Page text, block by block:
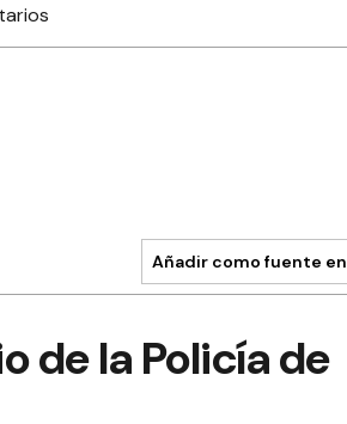
Añadir como fuente en
de la Policía de